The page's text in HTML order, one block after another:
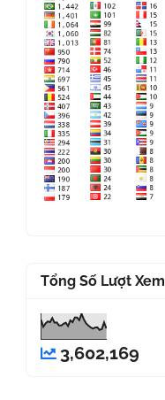
Tổng Số Lượt Xem
3,602,169